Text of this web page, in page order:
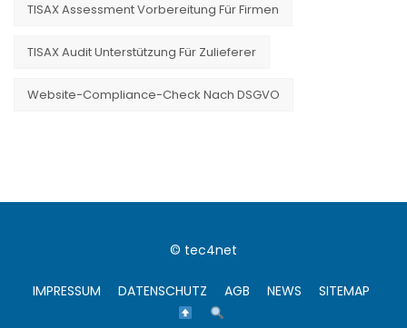
TISAX Assessment Vorbereitung Für Firmen
TISAX Audit Unterstützung Für Zulieferer
Website-Compliance-Check Nach DSGVO
© tec4net
IMPRESSUM DATENSCHUTZ AGB NEWS SITEMAP